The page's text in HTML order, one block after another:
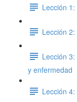
Lección
Lección
Lección
y enfermedad
Lección